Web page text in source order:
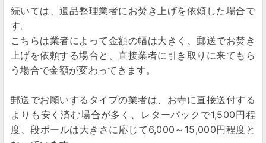
続いては、遺品整理業者にお焚き上げを依頼した場合で
す。
こちらは業者によって金額の幅は大きく、郵送でお焚き
上げを依頼する場合と、直接業者に引き取りに来てもら
う場合で金額が変わってきます。
郵送でお願いするタイプの業者は、お寺に直接送付する
よりも安く済む場合が多く、レターパックで1,500円程
度、段ボールは大きさに応じて6,000～15,000円程度と